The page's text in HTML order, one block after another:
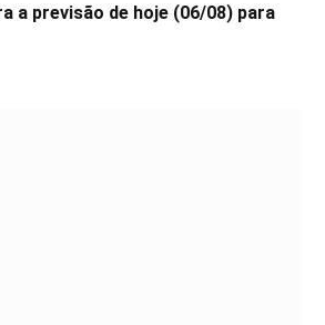
a previsão de hoje (06/08) para